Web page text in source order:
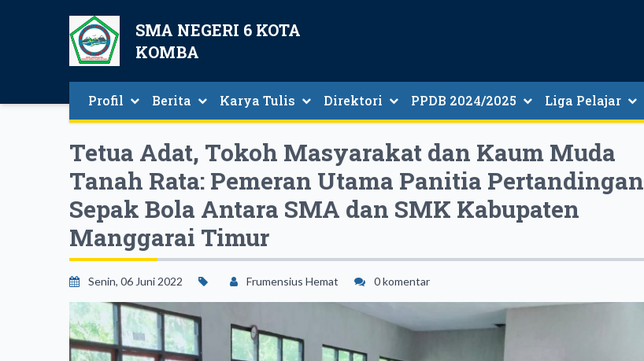
SMA NEGERI 6 KOTA
KOMBA
Profil Berita Karya Tulis Direktori PPDB 2024/2025 Liga Pelajar
Tetua Adat, Tokoh Masyarakat dan Kaum Muda
Tanah Rata: Pemeran Utama Panitia Pertandingan
Sepak Bola Antara SMA dan SMK Kabupaten
Manggarai Timur
Senin, 06 Juni 2022 Frumensius Hemat 0 komentar